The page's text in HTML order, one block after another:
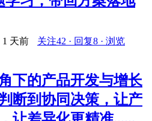
1 天前
关注42 · 回复8 · 浏览
下的产品开发与增长
断到协同决策，让产